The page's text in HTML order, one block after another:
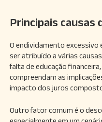
Principais causas
O endividamento excessivo
ser atribuído a várias
falta de educação
compreendam as
impacto dos juros
Outro fator comum é o